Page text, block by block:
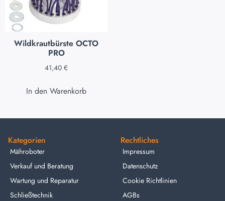
Wildkrautbürste OCTO
PRO
41,40 €
In den Warenkorb
Kategorien
Mähroboter
Verkauf und Beratung
Wartung und Reparatur
Schließtechnik
Rechtliches
Impressum
Datenschutz
Cookie Richtlinien
AGBs